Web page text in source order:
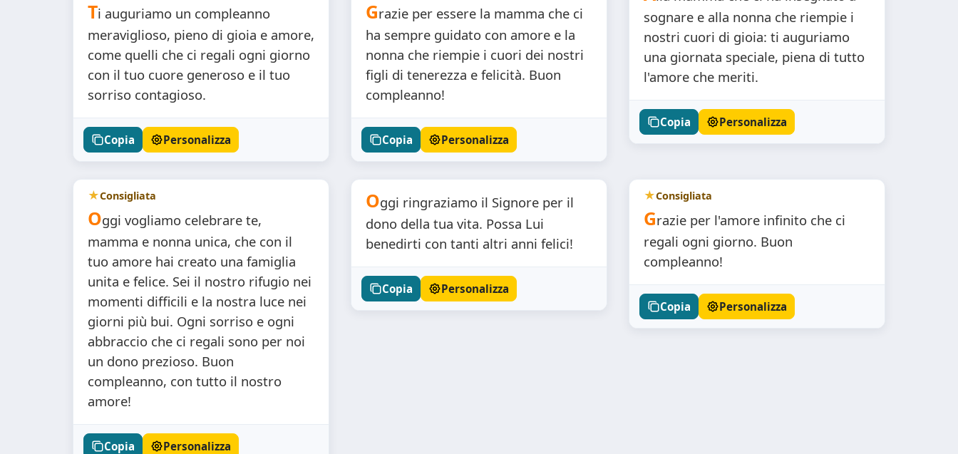
Ti auguriamo un compleanno
meraviglioso, pieno di gioia e amore,
come quelli che ci regali ogni giorno
con il tuo cuore generoso e il tuo
sorriso contagioso.
Copia Personalizza
Grazie per essere la mamma che ci
ha sempre guidato con amore e la
nonna che riempie i cuori dei nostri
figli di tenerezza e felicità. Buon
compleanno!
Copia Personalizza
sognare e alla nonna che riempie i
nostri cuori di gioia: ti auguriamo
una giornata speciale, piena di tutto
l'amore che meriti.
Copia Personalizza
Consigliata
Oggi vogliamo celebrare te,
mamma e nonna unica, che con il
tuo amore hai creato una famiglia
unita e felice. Sei il nostro rifugio nei
momenti difficili e la nostra luce nei
giorni più bui. Ogni sorriso e ogni
abbraccio che ci regali sono per noi
un dono prezioso. Buon
compleanno, con tutto il nostro
amore!
Copia Personalizza
Oggi ringraziamo il Signore per il
dono della tua vita. Possa Lui
benedirti con tanti altri anni felici!
Copia Personalizza
Consigliata
Grazie per l'amore infinito che ci
regali ogni giorno. Buon
compleanno!
Copia Personalizza